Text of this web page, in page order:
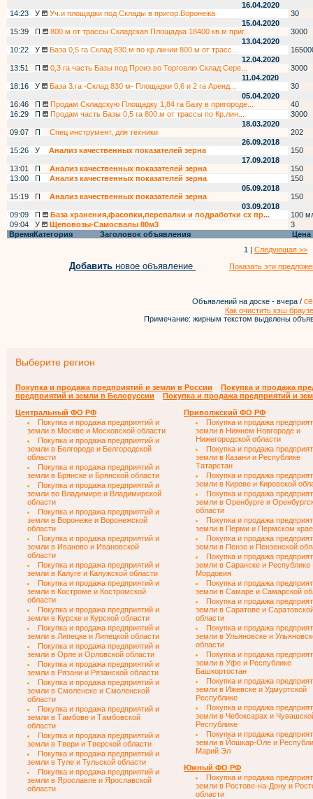
16.04.2020
14:23
У Уч.и площадки под Склады в пригор.Воронежа
30
15.04.2020
15:39
П 800.м от трассы Складская Площадка 18400 кв.м приг...
3000
13.04.2020
10:22
У База 0,5 га Склад 830.м по кр.линии 800.м от трасс...
12.04.2020
13:51
П 0,3 га часть Базы под Произ.во Торговлю Склад Серв...
3000
11.04.2020
18:16
У База 3.га -Склад 830 м- Площадки 0,6 и 2 га Аренд...
30
05.04.2020
16:46
П Продам Складскую Площадку 1,84 га Базу в пригороде...
40
16:29
П Продам часть Базы 0,5 га 800.м от трассы по Кр.лин...
3000
18.03.2020
09:07
П Спец инструмент, для техники
202
26.09.2018
15:26
У Анализ качественных показателей зерна
150
17.09.2018
13:01
П Анализ качественных показателей зерна
150
13:00
П Анализ качественных показателей зерна
150
05.09.2018
15:19
П Анализ качественных показателей зерна
150
03.09.2018
09:09
П База хранения,фасовки,перевалки и подработки сх пр...
100
09:04
У Щеповозы-Самосвалы 80м3
3
ВремяКатегория Заголовок объявления
Цена
1 | Следующая >>
Добавить новое объявление Показать эти
Объявлений на доске - вчера /
Как очистить кэш
Примечание: жирным текстом выделены
Выберите регион
Покупка и продажа предприятий и земли в России
Покупка и продажа
предприятий и земли в Белоруссии
Покупка и продажа предприятий и
Центральный ФО РФ
Покупка и продажа предприятий и
земли в Москве и Московской области
Покупка и продажа предприятий и
земли в Белгороде и Белгородской
области
Покупка и продажа предприятий и
земли в Брянске и Брянской области
Покупка и продажа предприятий и
земли во Владимире и Владимирской
области
Покупка и продажа предприятий и
земли в Воронеже и Воронежской
области
Покупка и продажа предприятий и
земли в Иваново и Ивановской
области
Покупка и продажа предприятий и
земли в Калуге и Калужской области
Покупка и продажа предприятий и
земли в Костроме и Костромской
области
Покупка и продажа предприятий и
земли в Курске и Курской области
Покупка и продажа предприятий и
земли в Липецке и Липецкой области
Покупка и продажа предприятий и
земли в Орле и Орловской области
Покупка и продажа предприятий и
земли в Рязани и Рязанской области
Покупка и продажа предприятий и
земли в Смоленске и Смоленской
области
Покупка и продажа предприятий и
земли в Тамбове и Тамбовской
области
Покупка и продажа предприятий и
земли в Твери и Тверской области
Покупка и продажа предприятий и
земли в Туле и Тульской области
Покупка и продажа предприятий и
земли в Ярославле и Ярославской
области
Приволжский ФО РФ
Покупка и продажа
земли в Нижнем Новгороде и
Нижегородской области
Покупка и продажа
земли в Казани и Республике
Татарстан
Покупка и продажа
земли в Кирове и Кировской
Покупка и продажа
земли в Оренбурге и
области
Покупка и продажа
земли в Перми и Пермском крае
Покупка и продажа
земли в Пензе и Пензенской
Покупка и продажа
земли в Саранске и Республике
Мордовия
Покупка и продажа
земли в Самаре и Самарской
Покупка и продажа
земли в Саратове и
области
Покупка и продажа
земли в Ульяновске и
области
Покупка и продажа
земли в Уфе и Республике
Башкортостан
Покупка и продажа
земли в Ижевске и Удмуртской
Республике
Покупка и продажа
земли в Чебоксарах и
Республике
Покупка и продажа
земли в Йошкар-Оле и
Марий Эл
Южный ФО РФ
Покупка и продажа
земли в Ростове-на-Дону и
области